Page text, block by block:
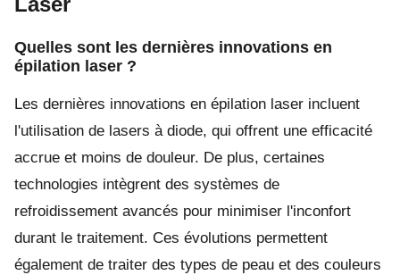
Quelles sont les dernières innovations en
épilation laser ?
Les dernières innovations en épilation laser incluent
l'utilisation de lasers à diode, qui offrent une efficacité
accrue et moins de douleur. De plus, certaines
technologies intègrent des systèmes de
refroidissement avancés pour minimiser l'inconfort
durant le traitement. Ces évolutions permettent
également de traiter des types de peau et des couleurs